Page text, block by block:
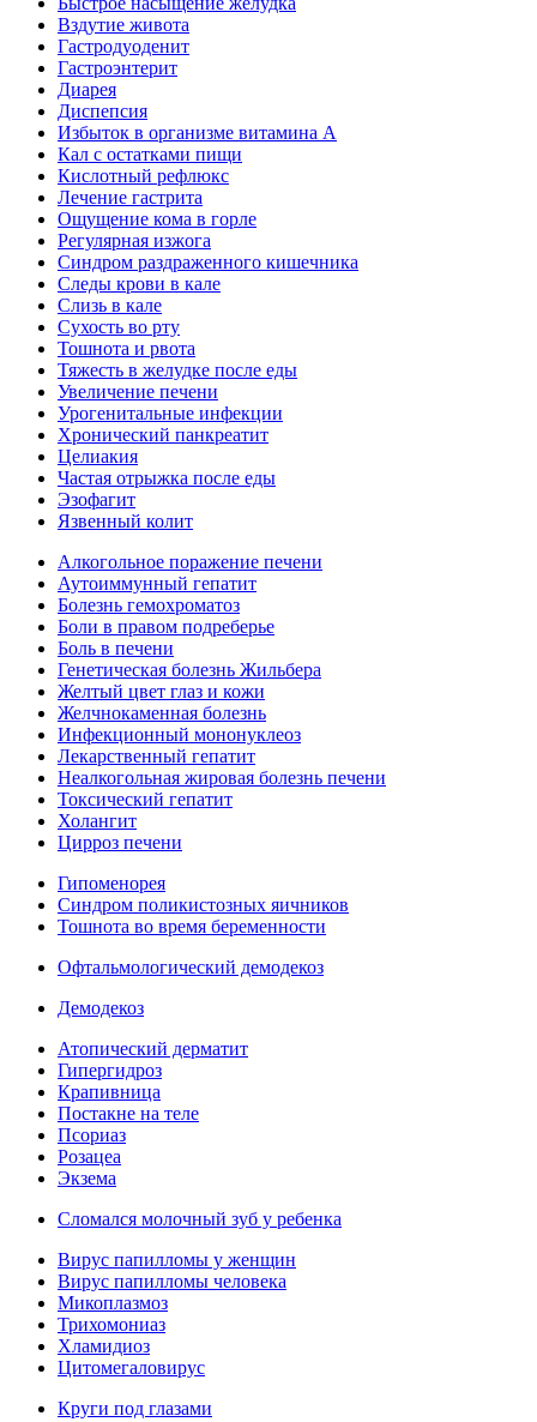
Вздутие живота
Гастродуоденит
Гастроэнтерит
Диарея
Диспепсия
Избыток в организме витамина А
Кал с остатками пищи
Кислотный рефлюкс
Лечение гастрита
Ощущение кома в горле
Регулярная изжога
Синдром раздраженного кишечника
Следы крови в кале
Слизь в кале
Сухость во рту
Тошнота и рвота
Тяжесть в желудке после еды
Увеличение печени
Урогенитальные инфекции
Хронический панкреатит
Целиакия
Частая отрыжка после еды
Эзофагит
Язвенный колит
Алкогольное поражение печени
Аутоиммунный гепатит
Болезнь гемохроматоз
Боли в правом подреберье
Боль в печени
Генетическая болезнь Жильбера
Желтый цвет глаз и кожи
Желчнокаменная болезнь
Инфекционный мононуклеоз
Лекарственный гепатит
Неалкогольная жировая болезнь печени
Токсический гепатит
Холангит
Цирроз печени
Гипоменорея
Синдром поликистозных яичников
Тошнота во время беременности
Офтальмологический демодекоз
Демодекоз
Атопический дерматит
Гипергидроз
Крапивница
Постакне на теле
Псориаз
Розацеа
Экзема
Сломался молочный зуб у ребенка
Вирус папилломы у женщин
Вирус папилломы человека
Микоплазмоз
Трихомониаз
Хламидиоз
Цитомегаловирус
Круги под глазами